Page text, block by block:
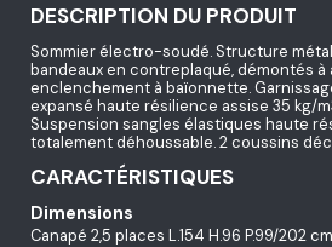
DESCRIPTION DU PRODUIT
Sommier électro-soudé. Structure
bandeaux en contreplaqué, démontés à
enclenchement à baïonnette.
expansé haute résilience assise 35 kg/
Suspension sangles élastiques haute
totalement déhoussable. 2 coussins
CARACTÉRISTIQUES
Dimensions
Canapé 2,5 places L.154 H.96 P.99/202 cm